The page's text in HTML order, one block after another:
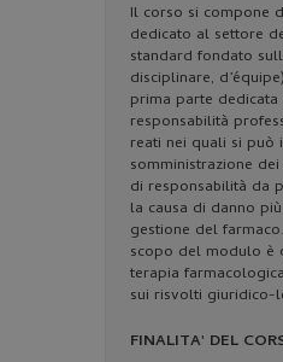
Il corso si compone
dedicato al settore
standard fondato
disciplinare,
prima parte
responsabilità
reati nei quali si
somministrazione
di responsabilità da
la causa di danno
gestione del
scopo del modulo è
terapia
sui risvolti giuridico-
FINALITA' DEL